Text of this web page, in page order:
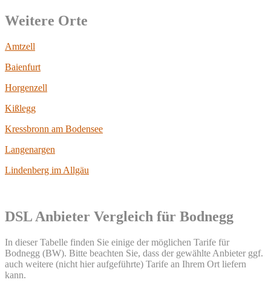
Weitere Orte
Amtzell
Baienfurt
Horgenzell
Kißlegg
Kressbronn am Bodensee
Langenargen
Lindenberg im Allgäu
DSL Anbieter Vergleich für Bodnegg
In dieser Tabelle finden Sie einige der möglichen Tarife für
Bodnegg (BW). Bitte beachten Sie, dass der gewählte Anbieter ggf.
auch weitere (nicht hier aufgeführte) Tarife an Ihrem Ort liefern
kann.